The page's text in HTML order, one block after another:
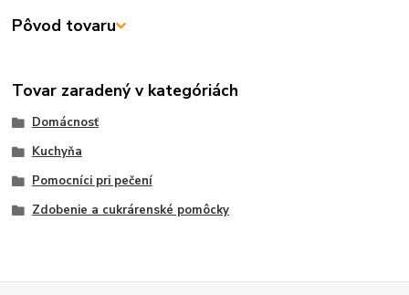
Pôvod tovaru
Tovar zaradený v kategóriách
Domácnosť
Kuchyňa
Pomocníci pri pečení
Zdobenie a cukrárenské pomôcky